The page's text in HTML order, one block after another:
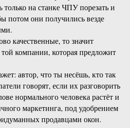
только на станке ЧПУ порезать и
потом они получились везде
качественные, то значит
компании, которая предложит
автор, что ты несёшь, кто так
говорят, если их разговорить
нормального человека растёт и
маркетинга, под удобрением
продавцами окон.